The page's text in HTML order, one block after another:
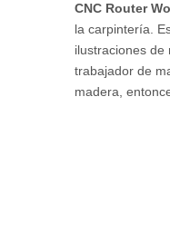
CNC Router
la carpintería.
ilustraciones de
trabajador de
madera,